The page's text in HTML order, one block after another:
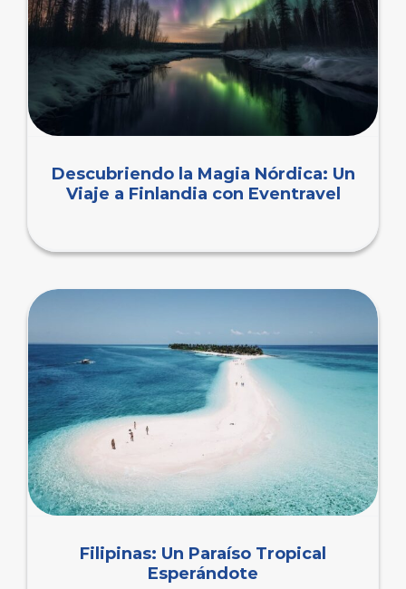
Descubriendo la Magia Nórdica: Un
Viaje a Finlandia con Eventravel
Filipinas: Un Paraíso Tropical
Esperándote